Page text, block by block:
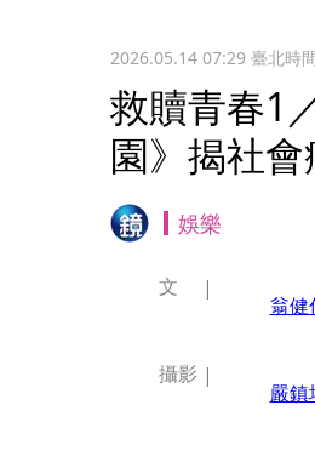
2026.05.14 07:29臺北時
救贖青春1
園》揭社
娛樂
文
翁健
攝影
嚴鎮